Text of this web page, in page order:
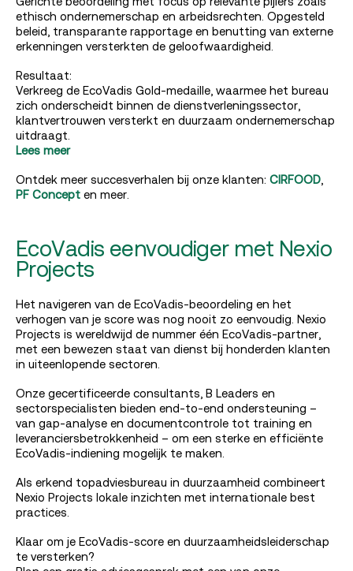
ethisch ondernemerschap en arbeidsrechten. Opgesteld
beleid, transparante rapportage en benutting van externe
erkenningen versterkten de geloofwaardigheid.
Resultaat:
Verkreeg de EcoVadis Gold-medaille, waarmee het bureau
zich onderscheidt binnen de dienstverleningssector,
klantvertrouwen versterkt en duurzaam ondernemerschap
uitdraagt.
Lees meer
Ontdek meer succesverhalen bij onze klanten: CIRFOOD
PF Concept en meer.
EcoVadis eenvoudiger met Nexio
Projects
Het navigeren van de EcoVadis-beoordeling en het
verhogen van je score was nog nooit zo eenvoudig. Nexio
Projects is wereldwijd de nummer één EcoVadis-partner,
met een bewezen staat van dienst bij honderden klanten
in uiteenlopende sectoren.
Onze gecertificeerde consultants, B Leaders en
sectorspecialisten bieden end-to-end ondersteuning –
van gap-analyse en documentcontrole tot training en
leveranciersbetrokkenheid – om een sterke en efficiënte
EcoVadis-indiening mogelijk te maken.
Als erkend topadviesbureau in duurzaamheid combineert
Nexio Projects lokale inzichten met internationale best
practices.
Klaar om je EcoVadis-score en duurzaamheidsleiderschap
te versterken?